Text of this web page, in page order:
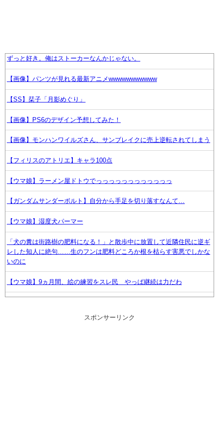
ずっと好き。俺はストーカーなんかじゃない。
【画像】パンツが見れる最新アニメwwwwwwwwwww
【SS】栞子「月影めぐり」
【画像】PS6のデザイン予想してみた！
【画像】モンハンワイルズさん、サンブレイクに売上逆転されてしまう
【フィリスのアトリエ】キャラ100点
【ウマ娘】ラーメン屋ドトウでっっっっっっっっっっっっ
【ガンダムサンダーボルト】自分から手足を切り落すなんて…
【ウマ娘】湿度犬パーマー
「犬の糞は街路樹の肥料になる！」と散歩中に放置して近隣住民に逆ギ
レした知人に絶句……生のフンは肥料どころか根を枯らす害悪でしかな
いのに
【ウマ娘】9ヵ月間、絵の練習をスレ民 やっぱ継続は力だわ
「途中から急激につまらなくなった漫画」←思い浮かべた作品
スポンサーリンク